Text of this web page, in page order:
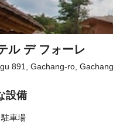
ル デ フォーレ
891, Gachang-ro,
設備
駐車場